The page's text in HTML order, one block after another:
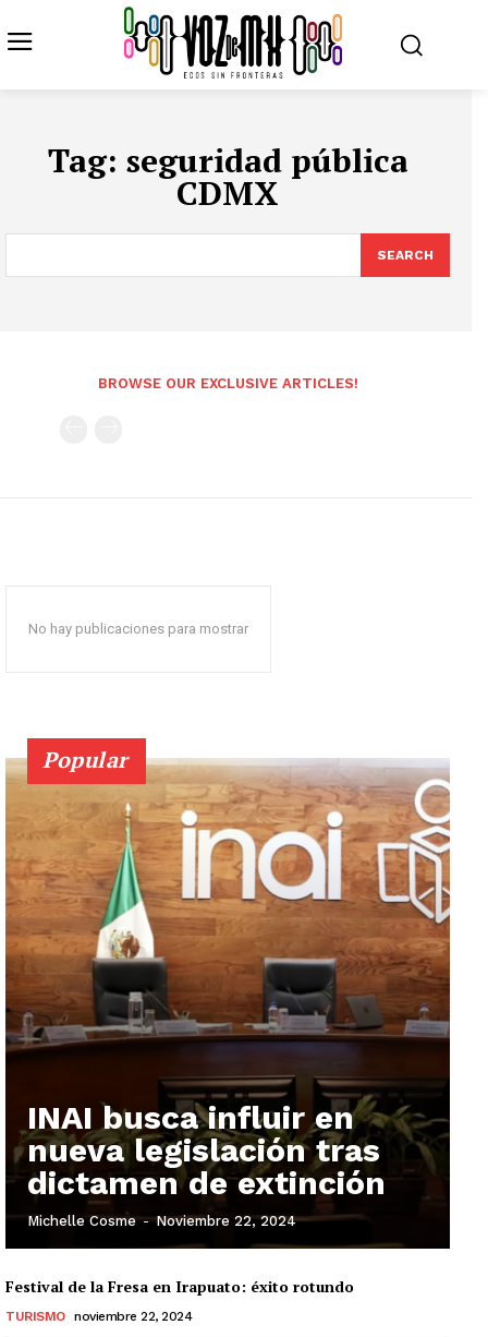
Tag: seguridad pública
CDMX
SEARCH
BROWSE OUR EXCLUSIVE ARTICLES!
No hay publicaciones para mostrar
Popular
INAI busca influir en
nueva legislación tras
dictamen de extinción
Michelle Cosme - Noviembre 22, 2024
Festival de la Fresa en Irapuato: éxito rotundo
TURISMO noviembre 22, 2024